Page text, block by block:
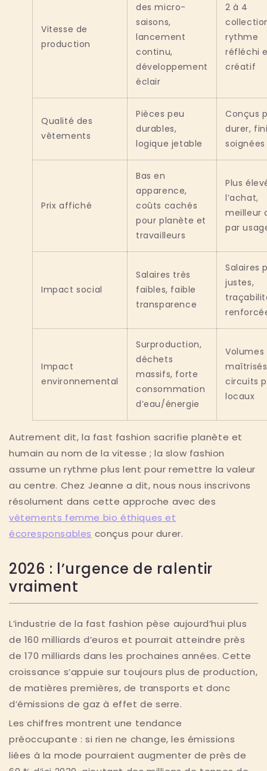
Vitesse de
production
des micro-
saisons,
lancement
continu,
développement
éclair
2 à 4
rythme
réfléchi
créatif
Qualité des
vêtements
Pièces peu
durables,
logique jetable
Conçus
durer,
soignées
Prix affiché
Bas en
apparence,
coûts cachés
pour planète et
travailleurs
Plus
l’achat,
meilleur
par
Impact social
Salaires très
faibles, faible
transparence
Salaires
justes,
Impact
environnemental
Surproduction,
déchets
massifs, forte
consommation
d’eau/énergie
Volumes
circuits
locaux
Autrement dit, la fast fashion sacrifie planète et
humain au nom de la vitesse ; la slow fashion
assume un rythme plus lent pour remettre la valeur
au centre. Chez Jeanne a dit, nous nous inscrivons
résolument dans cette approche avec des
vêtements femme bio éthiques et
écoresponsables conçus pour durer.
2026 : l’urgence de ralentir
vraiment
L’industrie de la fast fashion pèse aujourd’hui plus
de 160 milliards d’euros et pourrait atteindre près
de 170 milliards dans les prochaines années. Cette
croissance s’appuie sur toujours plus de production,
de matières premières, de transports et donc
d’émissions de gaz à effet de serre.
Les chiffres montrent une tendance
préoccupante : si rien ne change, les émissions
liées à la mode pourraient augmenter de près de